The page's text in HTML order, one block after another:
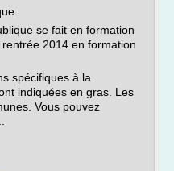
se fait en formation
2014 en formation
spécifiques à la
indiquées en gras. Les
Vous pouvez